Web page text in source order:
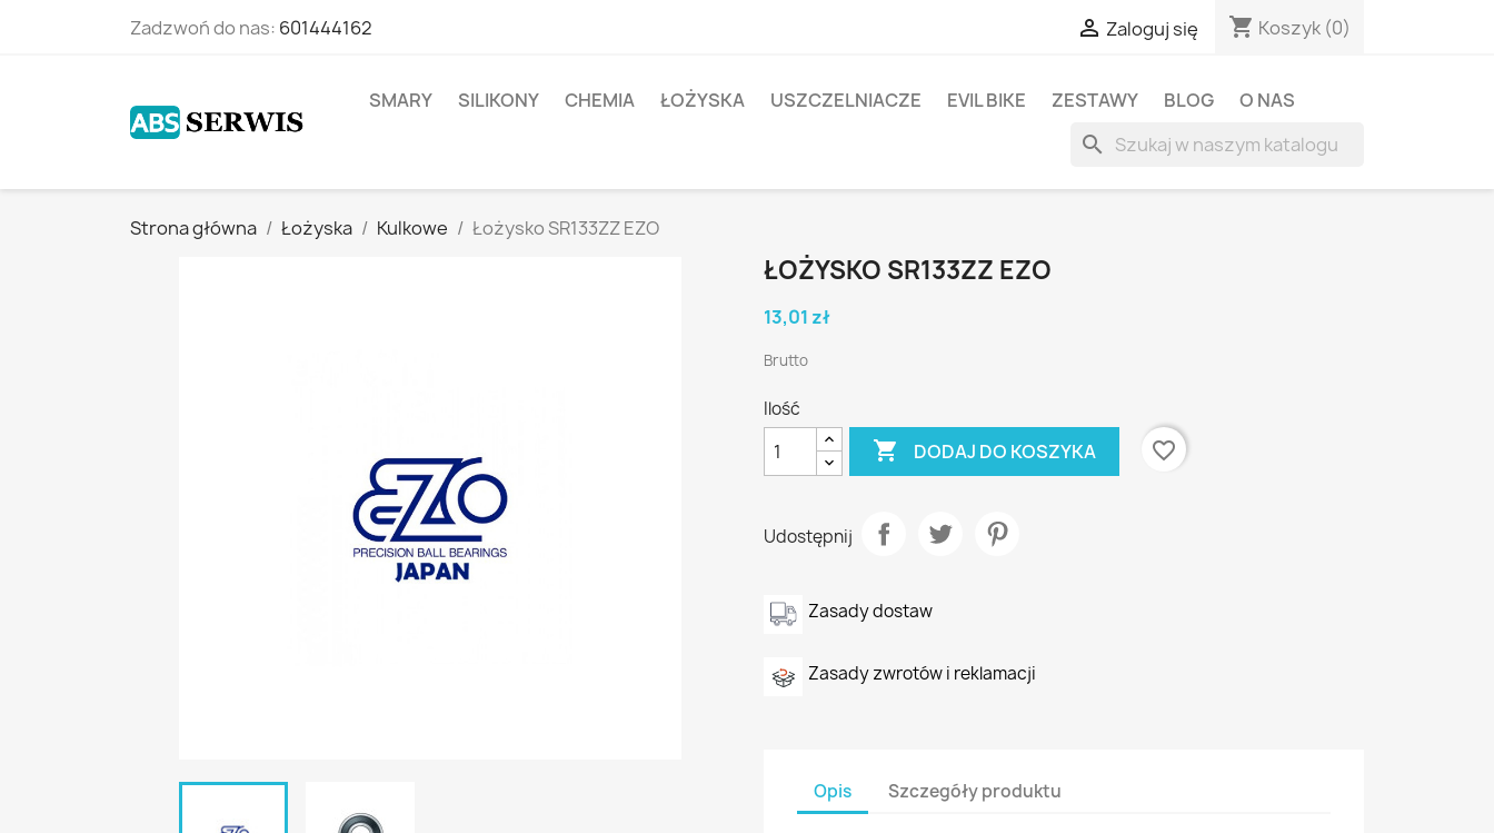
Zadzwoń do nas: 601444162  Zaloguj się shopping_cart Koszyk (0)
SMARY SILIKONY CHEMIA ŁOŻYSKA USZCZELNIACZE EVIL BIKE ZESTAWY BLOG O NAS
search
Strona główna Łożyska Kulkowe Łożysko SR133ZZ EZO
ŁOŻYSKO SR133ZZ EZO
13,01 zł
Brutto
Ilość
 DODAJ DO KOSZYKA favorite_border
Udostępnij
Zasady dostaw
Zasady zwrotów i reklamacji
Opis Szczegóły produktu